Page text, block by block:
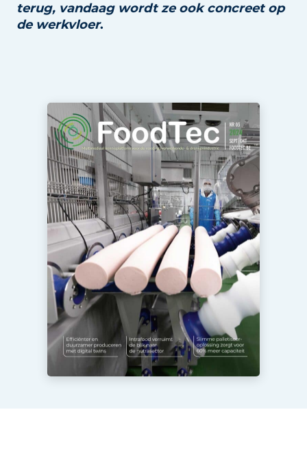
Vacatures
terug, vandaag wordt ze ook concreet op
de werkvloer.